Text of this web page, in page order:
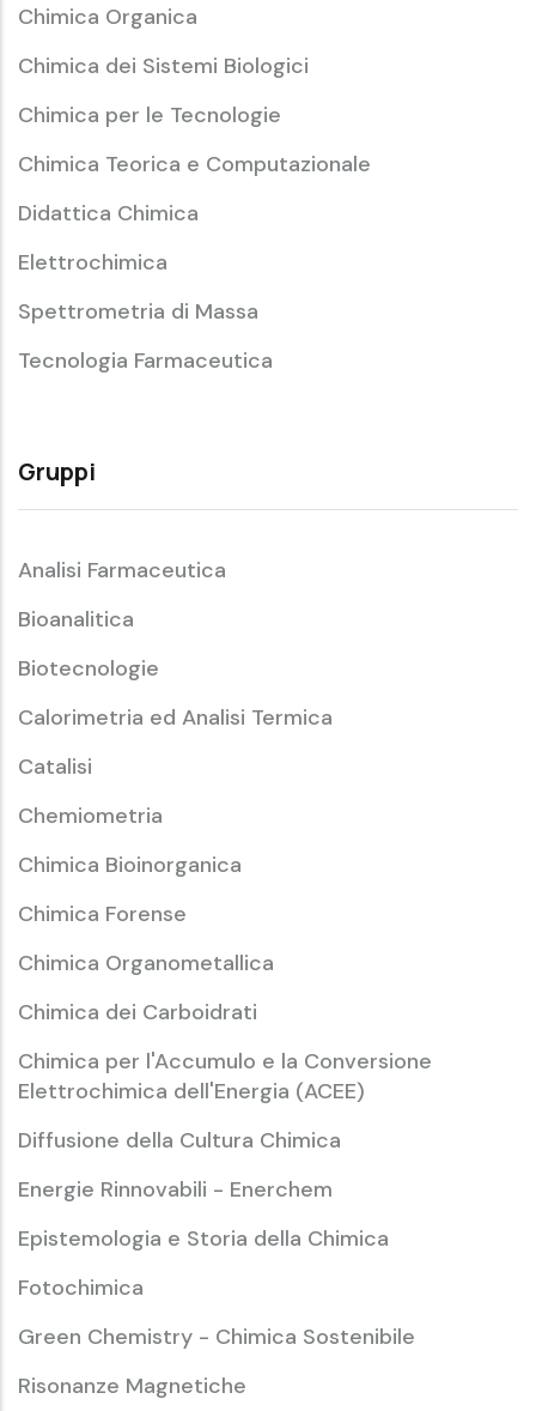
Chimica Organica
Chimica dei Sistemi Biologici
Chimica per le Tecnologie
Chimica Teorica e Computazionale
Didattica Chimica
Elettrochimica
Spettrometria di Massa
Tecnologia Farmaceutica
Gruppi
Analisi Farmaceutica
Bioanalitica
Biotecnologie
Calorimetria ed Analisi Termica
Catalisi
Chemiometria
Chimica Bioinorganica
Chimica Forense
Chimica Organometallica
Chimica dei Carboidrati
Chimica per l'Accumulo e la Conversione
Elettrochimica dell'Energia (ACEE)
Diffusione della Cultura Chimica
Energie Rinnovabili - Enerchem
Epistemologia e Storia della Chimica
Fotochimica
Green Chemistry - Chimica Sostenibile
Risonanze Magnetiche